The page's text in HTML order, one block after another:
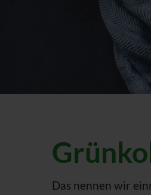
Das nennen wir